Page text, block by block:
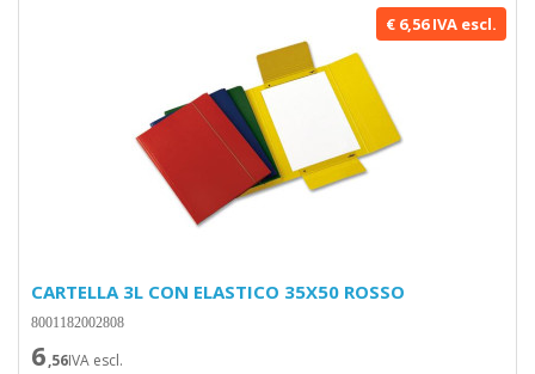
€ 6,56 IVA escl.
CARTELLA 3L CON ELASTICO 35X50 ROSSO
8001182002808
6,56IVA escl.